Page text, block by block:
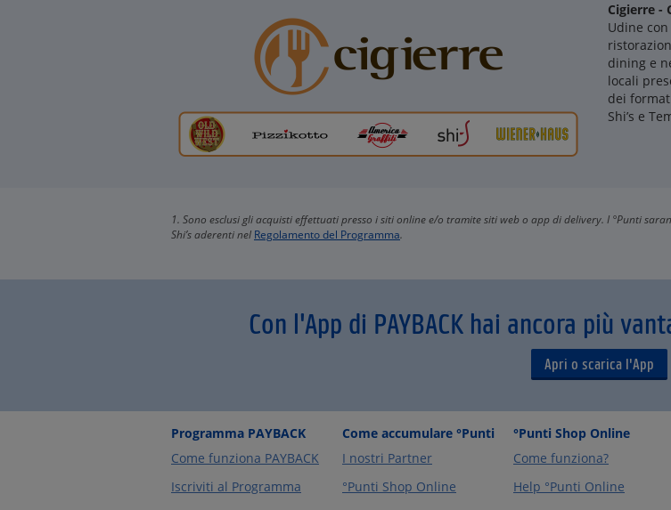
Cigierre -
Udine
dining e
locali
dei
Shi’s e
1. Sono esclusi gli acquisti effettuati presso i siti online e/o tramite siti web o app di delivery. I °Punti
Shi’s aderenti nel Regolamento del Programma.
Con l'App di PAYBACK hai ancora più
Apri o scarica l'App
Programma PAYBACK
Come funziona PAYBACK
Iscriviti al Programma
Come accumulare °Punti
I nostri Partner
°Punti Shop Online
°Punti Shop Online
Come funziona?
Help °Punti Online